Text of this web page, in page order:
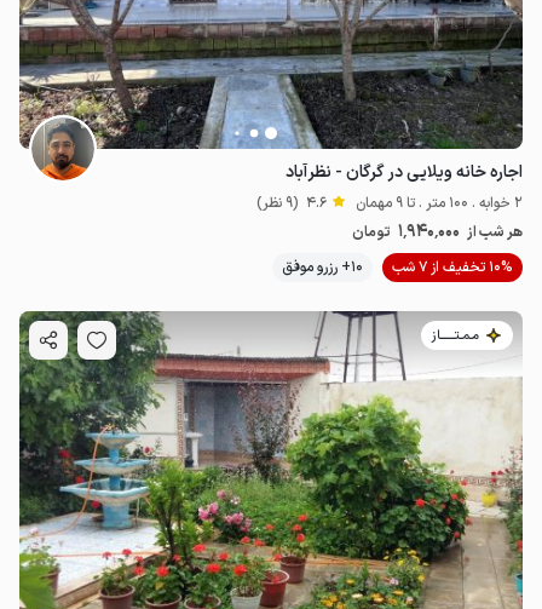
اجاره خانه ویلایی در گرگان - نظرآباد
2 خوابه . 100 متر . تا 9 مهمان 4.6 (9 نظر)
هر شب از 1٬940٬000 تومان
10% تخفیف از 7 شب
10+ رزرو موفق
مـمـتــــــاز